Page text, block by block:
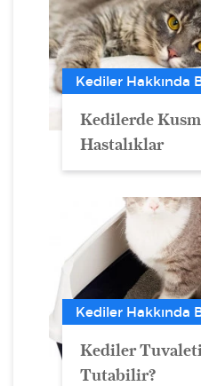
Kediler Hakkında
Kedilerde
Hastalıklar
Kediler Hakkında
Kediler
Tutabilir?